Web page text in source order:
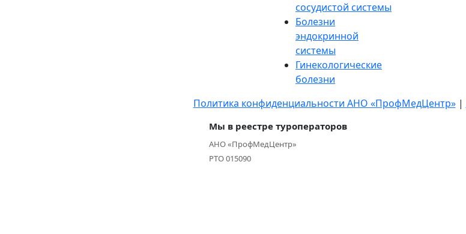
сосудистой системы
Болезни
эндокринной
системы
Гинекологические
болезни
Политика конфиденциальности АНО «ПрофМедЦентр» |
Мы в реестре туроператоров
АНО «ПрофМедЦентр»
РТО 015090